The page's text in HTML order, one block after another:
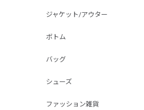
ジャケット/アウター
ボトム
バッグ
シューズ
ファッション雑貨